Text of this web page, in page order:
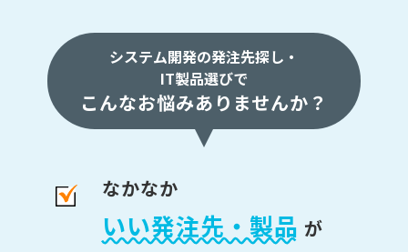
システム開発の発注先探し・
IT製品選びで
こんなお悩みありませんか？
なかなか
いい発注先・製品 が